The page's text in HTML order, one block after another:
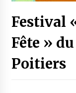
Festival
Fête »
Poitiers